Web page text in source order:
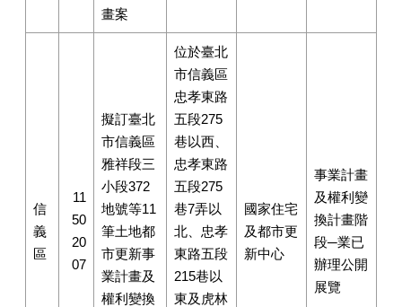
畫案
信
義
區
11
50
20
07
擬訂臺北
市信義區
雅祥段三
小段372
地號等11
筆土地都
市更新事
業計畫及
權利變換
位於臺北
市信義區
忠孝東路
五段275
巷以西、
忠孝東路
五段275
巷7弄以
北、忠孝
東路五段
215巷以
東及虎林
國家住宅
及都市更
新中心
事業計畫
及權利變
換計畫階
段─業已
辦理公開
展覽